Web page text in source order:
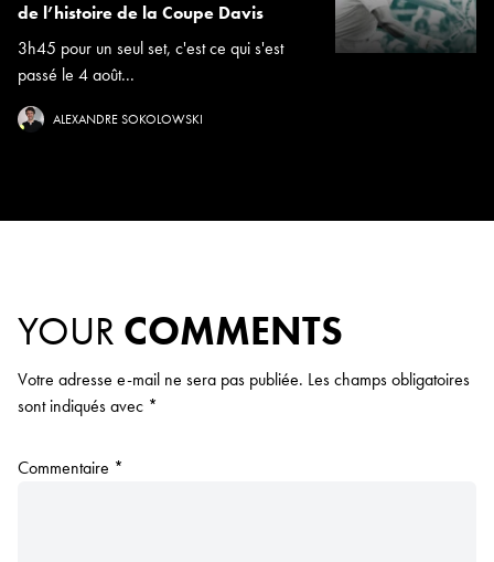
de l’histoire de la Coupe Davis
3h45 pour un seul set, c'est ce qui s'est
passé le 4 août...
ALEXANDRE SOKOLOWSKI
YOUR COMMENTS
Votre adresse e-mail ne sera pas publiée. Les champs obligatoires
sont indiqués avec *
Commentaire *